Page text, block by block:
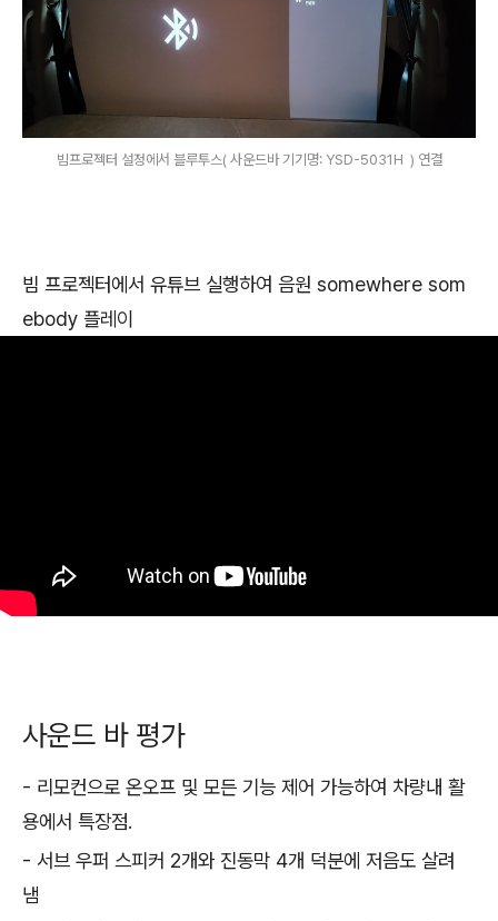
빔프로젝터 설정에서 블루투스( 사운드바 기기명: YSD-5031H ) 연결
빔 프로젝터에서 유튜브 실행하여 음원 somewhere som
ebody 플레이
사운드 바 평가
- 리모컨으로 온오프 및 모든 기능 제어 가능하여 차량내 활
용에서 특장점.
- 서브 우퍼 스피커 2개와 진동막 4개 덕분에 저음도 살려
냄